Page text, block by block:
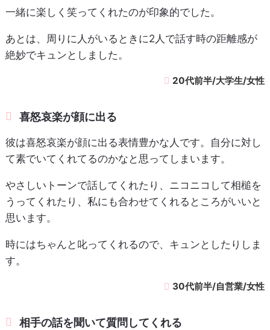
一緒に楽しく笑ってくれたのが印象的でした。
あとは、周りに人がいるときに2人で話す時の距離感が
絶妙でキュンとしました。
20代前半/大学生/女性
喜怒哀楽が顔に出る
彼は喜怒哀楽が顔に出る表情豊かな人です。自分に対し
て素でいてくれてるのかなと思ってしまいます。
やさしいトーンで話してくれたり、ニコニコして相槌を
うってくれたり、私にも合わせてくれるところがいいと
思います。
時にはちゃんと叱ってくれるので、キュンとしたりしま
す。
30代前半/自営業/女性
相手の話を聞いて質問してくれる